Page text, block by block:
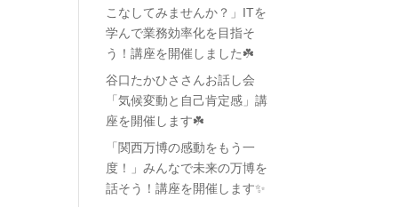
こなしてみませんか？」ITを
学んで業務効率化を目指そ
う！講座を開催しました☘️
谷口たかひささんお話し会
「気候変動と自己肯定感」講
座を開催します☘️
「関西万博の感動をもう一
度！」みんなで未来の万博を
話そう！講座を開催します✨